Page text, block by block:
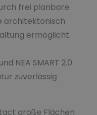
frei planbare
architektonisch
ermöglicht.
NEA SMART 2.0
zuverlässig
große Flächen